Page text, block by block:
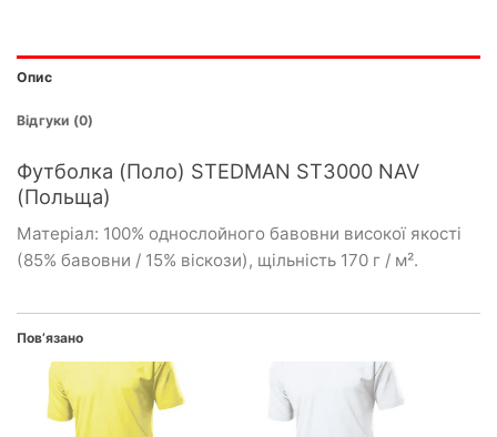
Опис
Відгуки (0)
Футболка (Поло) STEDMAN ST3000 NAV
(Польща)
Матеріал: 100% однослойного бавовни високої якості
(85% бавовни / 15% віскози), щільність 170 г / м².
Пов’язано